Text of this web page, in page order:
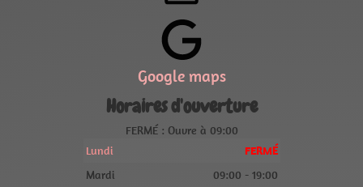
Google maps
Horaires d'ouverture
FERMÉ : Ouvre à 09:00
Lundi
FERMÉ
Mardi
09:00 - 19:00